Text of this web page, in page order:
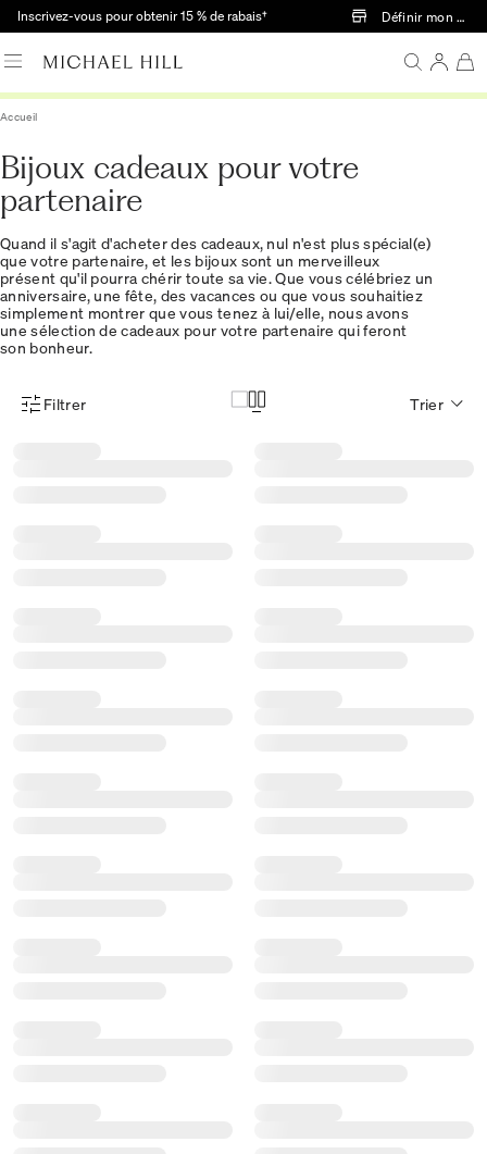
Passer au contenu principal
Inscrivez-vous pour obtenir 15 % de rabais† Définir mon
Accueil
Bijoux cadeaux pour votre
partenaire
Quand il s'agit d'acheter des cadeaux, nul n'est plus spécial(e)
que votre partenaire, et les bijoux sont un merveilleux
présent qu'il pourra chérir toute sa vie. Que vous célébriez un
anniversaire, une fête, des vacances ou que vous souhaitiez
simplement montrer que vous tenez à lui/elle, nous avons
une sélection de cadeaux pour votre partenaire qui feront
son bonheur.
Menu des filtres d'articles
Filtrer Trier